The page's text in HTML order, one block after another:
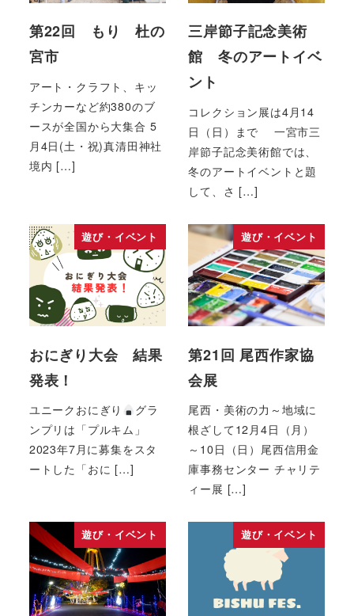
第22回 もり 杜の
宮市
アート・クラフト、キッ
チンカーなど約380のブ
ースが全国から大集合 5
月4日(土・祝)真清田神社
境内 […]
三岸節子記念美術
館 冬のアートイベ
ント
コレクション展は4月14
日（日）まで 一宮市三
岸節子記念美術館では、
冬のアートイベントと題
して、さ […]
遊び・イベント
おにぎり大会 結果
発表！
ユニークおにぎり
グラ
ンプリは「プルキム」
2023年7月に募集をスタ
ートした「おに […]
遊び・イベント
第21回 尾西作家協
会展
尾西・美術の力～地域に
根ざして12月4日（月）
～10日（日）尾西信用金
庫事務センター チャリテ
ィー展 […]
遊び・イベント 遊び・イベント